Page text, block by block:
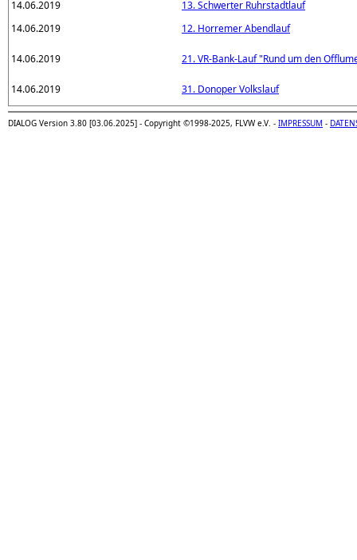
14.06.2019
13. Schwerter Ruhrstadtlauf
14.06.2019
12. Horremer Abendlauf
14.06.2019 21. VR-Bank-Lauf "Rund um den
14.06.2019 31. Donoper Volkslauf
DIALOG Version 3.80 [03.06.2025] - Copyright ©1998-2025, FLVW e.V. - IMPRESSUM -